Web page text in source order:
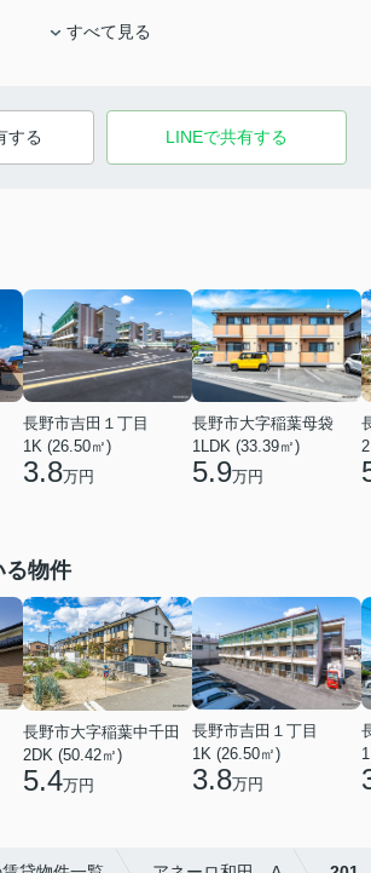
すべて見る
する LINEで共有する
長野市吉田１丁目
1K (26.50㎡)
3.8万円
長野市大字稲葉母袋
1LDK (33.39㎡)
5.9万円
る物件
長野市大字稲葉中千田
2DK (50.42㎡)
5.4万円
長野市吉田１丁目
1K (26.50㎡)
3.8万円